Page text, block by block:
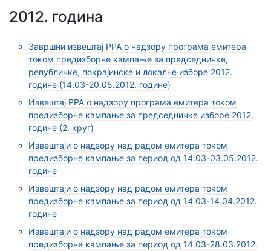
2012. година
Завршни извештај РРА о надзору програма емитера
током предизборне кампање за председничке,
републичке, покрајинске и локалне изборе 2012.
године (14.03-20.05.2012. године)
Извештај РРА о надзору програма емитера током
предизборне кампање за председничке изборе 2012.
године (2. круг)
Извештаји о надзору над радом емитера током
предизборне кампање за период од 14.03-03.05.2012.
године
Извештаји о надзору над радом емитера током
предизборне кампање за период од 14.03-14.04.2012.
године
Извештаји о надзору над радом емитера током
предизборне кампање за период од 14.03-28.03.2012.